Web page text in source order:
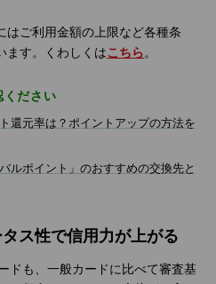
はご利用金額の上限など各種条
ます。くわしくはこちら。
ください
還元率は？ポイントアップの方法を
ルポイント」のおすすめの交換先と
ス性で信用力が上がる
ドも、一般カードに比べて審査基